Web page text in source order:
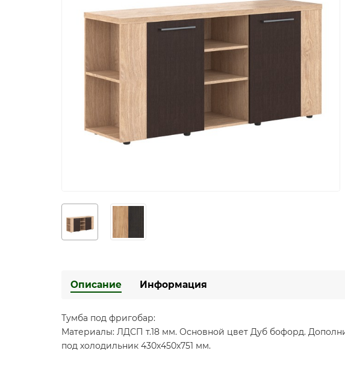
Описание Информация
Тумба под фригобар:
Материалы: ЛДСП т.18 мм. Основной цвет Дуб бофорд.
под холодильник 430х450х751 мм.